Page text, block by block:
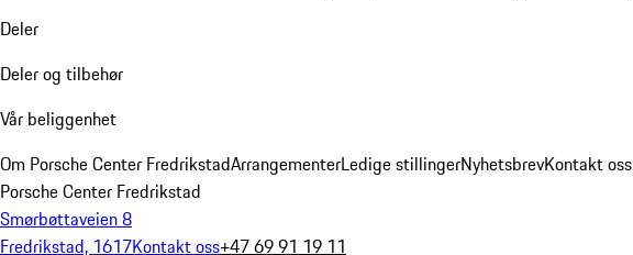
Deler
Deler og tilbehør
Vår beliggenhet
Om Porsche Center FredrikstadArrangementerLedige stillingerNyhetsbrevKontakt oss
Porsche Center Fredrikstad
Smørbøttaveien 8
Fredrikstad, 1617Kontakt oss+47 69 91 19 11